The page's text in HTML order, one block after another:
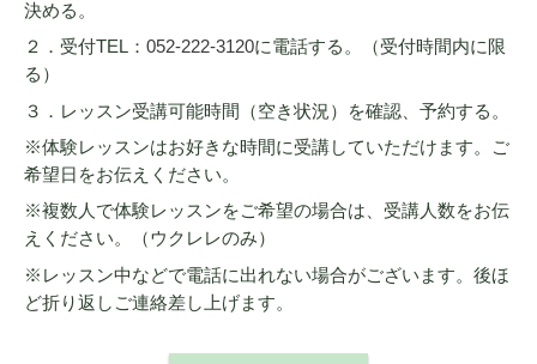
決める。
２．受付TEL： 052-222-3120に電話する。（受付時間内に限
る）
３．レッスン受講可能時間（空き状況）を確認、予約する。
※体験レッスンはお好きな時間に受講していただけます。ご
希望日をお伝えください。
※複数人で体験レッスンをご希望の場合は、受講人数をお伝
えください。（ウクレレのみ）
※レッスン中などで電話に出れない場合がございます。後ほ
ど折り返しご連絡差し上げます。